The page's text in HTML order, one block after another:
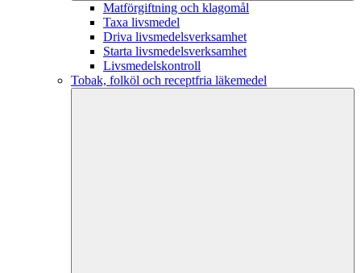
Matförgiftning och klagomål
Taxa livsmedel
Driva livsmedelsverksamhet
Starta livsmedelsverksamhet
Livsmedelskontroll
Tobak, folköl och receptfria läkemedel